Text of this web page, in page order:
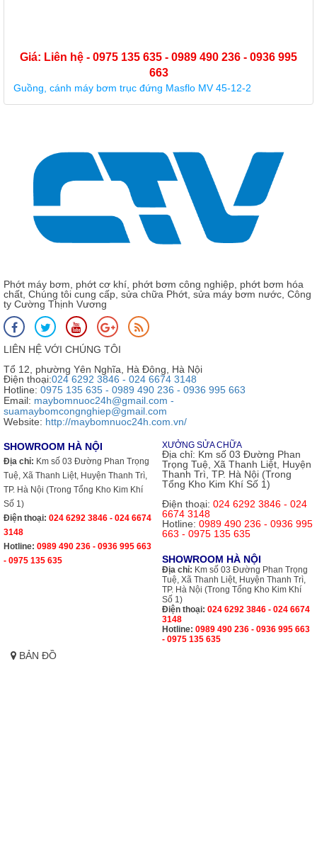
Giá: Liên hệ - 0975 135 635 - 0989 490 236 - 0936 995
663
Guồng, cánh máy bơm trục đứng Masflo MV 45-12-2
Phớt máy bơm, phớt cơ khí, phớt bơm công nghiệp, phớt bơm hóa
chất, Chúng tôi cung cấp, sửa chữa Phớt, sửa máy bơm nước, Công
ty Cường Thịnh Vương
LIÊN HỆ VỚI CHÚNG TÔI
Tổ 12, phường Yên Nghĩa, Hà Đông, Hà Nội
Điện thoại:024 6292 3846 - 024 6674 3148
Hotline: 0975 135 635 - 0989 490 236 - 0936 995 663
Email: maybomnuoc24h@gmail.com -
suamaybomcongnghiep@gmail.com
Website: http://maybomnuoc24h.com.vn/
SHOWROOM HÀ NỘI
Địa chỉ: Km số 03 Đường Phan Trọng
Tuệ, Xã Thanh Liệt, Huyện Thanh Trì,
TP. Hà Nội (Trong Tổng Kho Kim Khí
Số 1)
Điện thoại: 024 6292 3846 - 024 6674
3148
Hotline: 0989 490 236 - 0936 995 663
- 0975 135 635
XƯỞNG SỬA CHỮA
Địa chỉ: Km số 03 Đường Phan
Trọng Tuệ, Xã Thanh Liệt, Huyện
Thanh Trì, TP. Hà Nội (Trong
Tổng Kho Kim Khí Số 1)
Điện thoại: 024 6292 3846 - 024
6674 3148
Hotline: 0989 490 236 - 0936 995
663 - 0975 135 635
SHOWROOM HÀ NỘI
Địa chỉ: Km số 03 Đường Phan Trọng
Tuệ, Xã Thanh Liệt, Huyện Thanh Trì,
TP. Hà Nội (Trong Tổng Kho Kim Khí
Số 1)
Điện thoại: 024 6292 3846 - 024 6674
3148
Hotline: 0989 490 236 - 0936 995 663
- 0975 135 635
BẢN ĐỒ